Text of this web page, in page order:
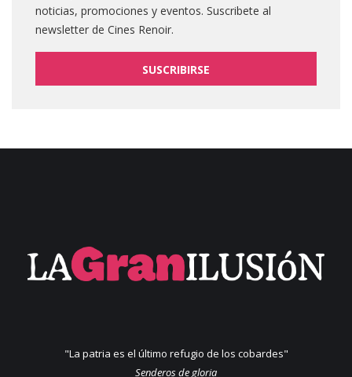
noticias, promociones y eventos. Suscribete al
newsletter de Cines Renoir.
SUSCRIBIRSE
"La patria es el último refugio de los cobardes"
Senderos de gloria